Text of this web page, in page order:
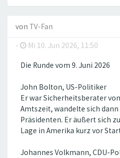
von TV-Fan
-
Mi 10. Jun 2026, 11:50
Die Runde vom 9. Juni 2026
John Bolton, US-Politiker
Er war Sicherheitsberater
Amtszeit, wandelte sich
Präsidenten. Er äußert sich
Lage in Amerika kurz vor
Johannes Volkmann, CDU-